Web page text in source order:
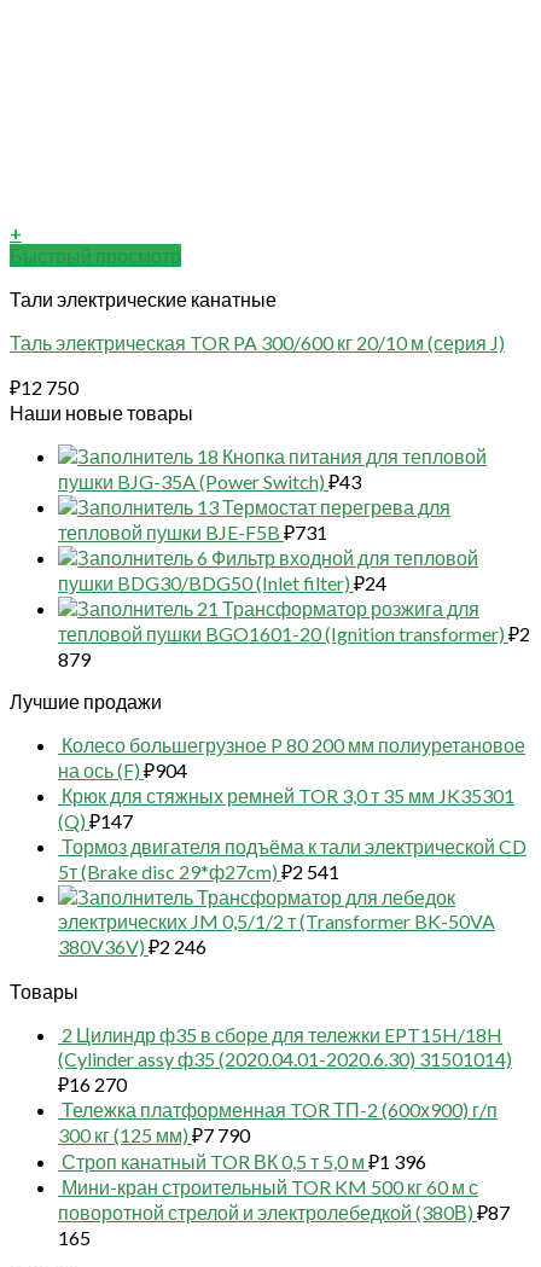
+
Быстрый просмотр
Тали электрические канатные
Таль электрическая TOR PA 300/600 кг 20/10 м (серия J)
₽12 750
Наши новые товары
18 Кнопка питания для тепловой
пушки BJG-35A (Power Switch) ₽43
13 Термостат перегрева для
тепловой пушки BJE-F5B ₽731
6 Фильтр входной для тепловой
пушки BDG30/BDG50 (Inlet filter) ₽24
21 Трансформатор розжига для
тепловой пушки BGO1601-20 (Ignition transformer) ₽2
879
Лучшие продажи
Колесо большегрузное P 80 200 мм полиуретановое
на ось (F) ₽904
Крюк для стяжных ремней TOR 3,0 т 35 мм JK35301
(Q) ₽147
Тормоз двигателя подъёма к тали электрической CD
5т (Brake disc 29*ф27cm) ₽2 541
Трансформатор для лебедок
электрических JM 0,5/1/2 т (Transformer BK-50VA
380V36V) ₽2 246
Товары
2 Цилиндр ф35 в сборе для тележки EPT15H/18H
(Cylinder assy ф35 (2020.04.01-2020.6.30) 31501014)
₽16 270
Тележка платформенная TOR ТП-2 (600х900) г/п
300 кг (125 мм) ₽7 790
Строп канатный TOR ВК 0,5 т 5,0 м ₽1 396
Мини-кран строительный TOR KM 500 кг 60 м с
поворотной стрелой и электролебедкой (380В) ₽87
165